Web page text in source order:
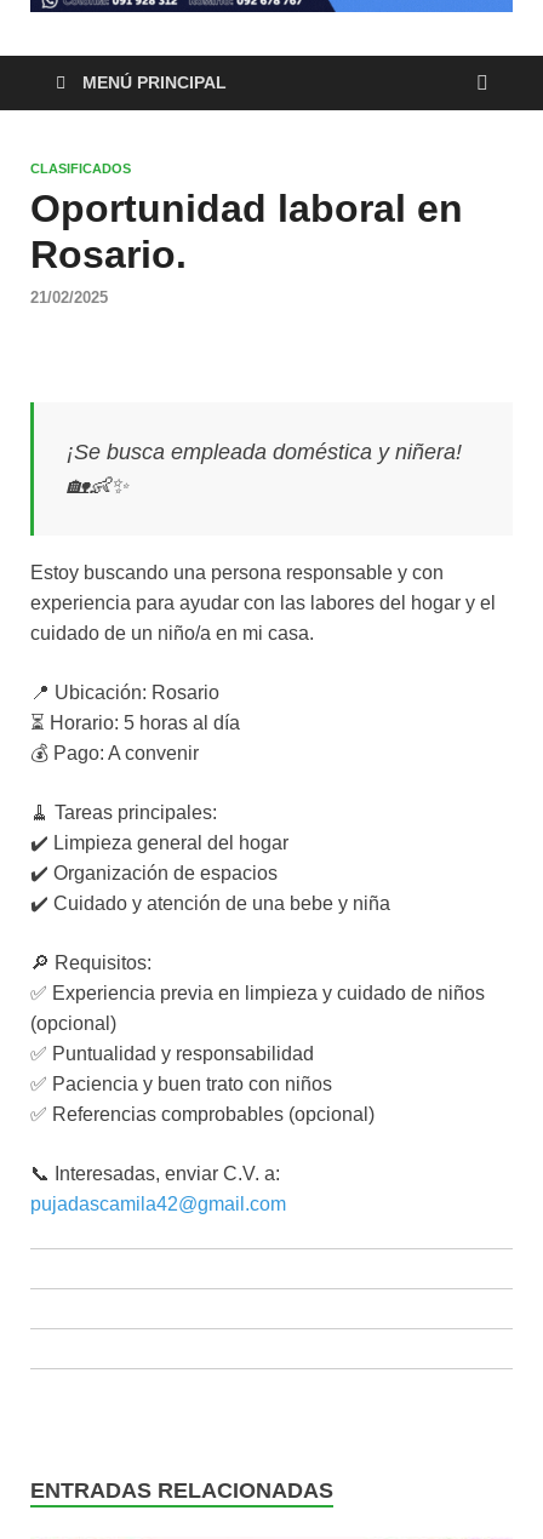
MENÚ PRINCIPAL
CLASIFICADOS
Oportunidad laboral en
Rosario.
21/02/2025
¡Se busca empleada doméstica y niñera!
🏡👶✨
Estoy buscando una persona responsable y con
experiencia para ayudar con las labores del hogar y el
cuidado de un niño/a en mi casa.
📍 Ubicación: Rosario
⏳ Horario: 5 horas al día
💰 Pago: A convenir
🧹 Tareas principales:
✔️ Limpieza general del hogar
✔️ Organización de espacios
✔️ Cuidado y atención de una bebe y niña
🔎 Requisitos:
✅ Experiencia previa en limpieza y cuidado de niños
(opcional)
✅ Puntualidad y responsabilidad
✅ Paciencia y buen trato con niños
✅ Referencias comprobables (opcional)
📞 Interesadas, enviar C.V. a:
pujadascamila42@gmail.com
ENTRADAS RELACIONADAS